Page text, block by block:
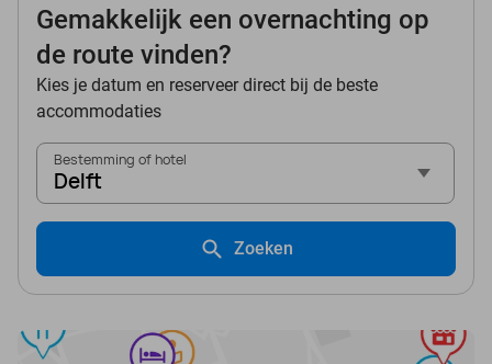
Gemakkelijk een overnachting op
de route vinden?
Kies je datum en reserveer direct bij de beste
accommodaties
Bestemming of hotel
Delft
Zoeken